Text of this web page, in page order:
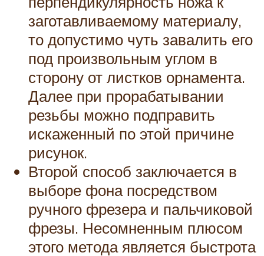
заготавливаемому материалу,
то допустимо чуть завалить его
под произвольным углом в
сторону от листков орнамента.
Далее при прорабатывании
резьбы можно подправить
искаженный по этой причине
рисунок.
Второй способ заключается в
выборе фона посредством
ручного фрезера и пальчиковой
фрезы. Несомненным плюсом
этого метода является быстрота